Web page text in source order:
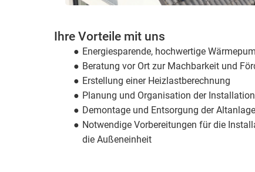
Ihre Vorteile mit uns
Energiesparende, hochwertige
Beratung vor Ort zur Machbarkeit und
Erstellung einer Heizlast­berechnung
Planung und Organisation der Installation
Demontage und Entsorgung der Altanlage
Notwendige Vorbereitungen für die
die Außen­einheit